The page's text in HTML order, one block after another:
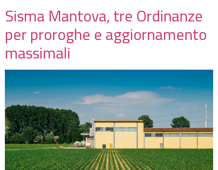
Sisma Mantova, tre Ordinanze
per proroghe e aggiornamento
massimali